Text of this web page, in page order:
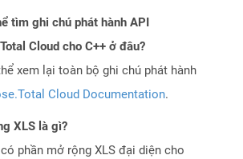
tìm ghi chú phát hành API
Cloud cho C++ ở đâu?
xem lại toàn bộ ghi chú phát hành
Cloud Documentation.
XLS là gì?
phần mở rộng XLS đại diện cho